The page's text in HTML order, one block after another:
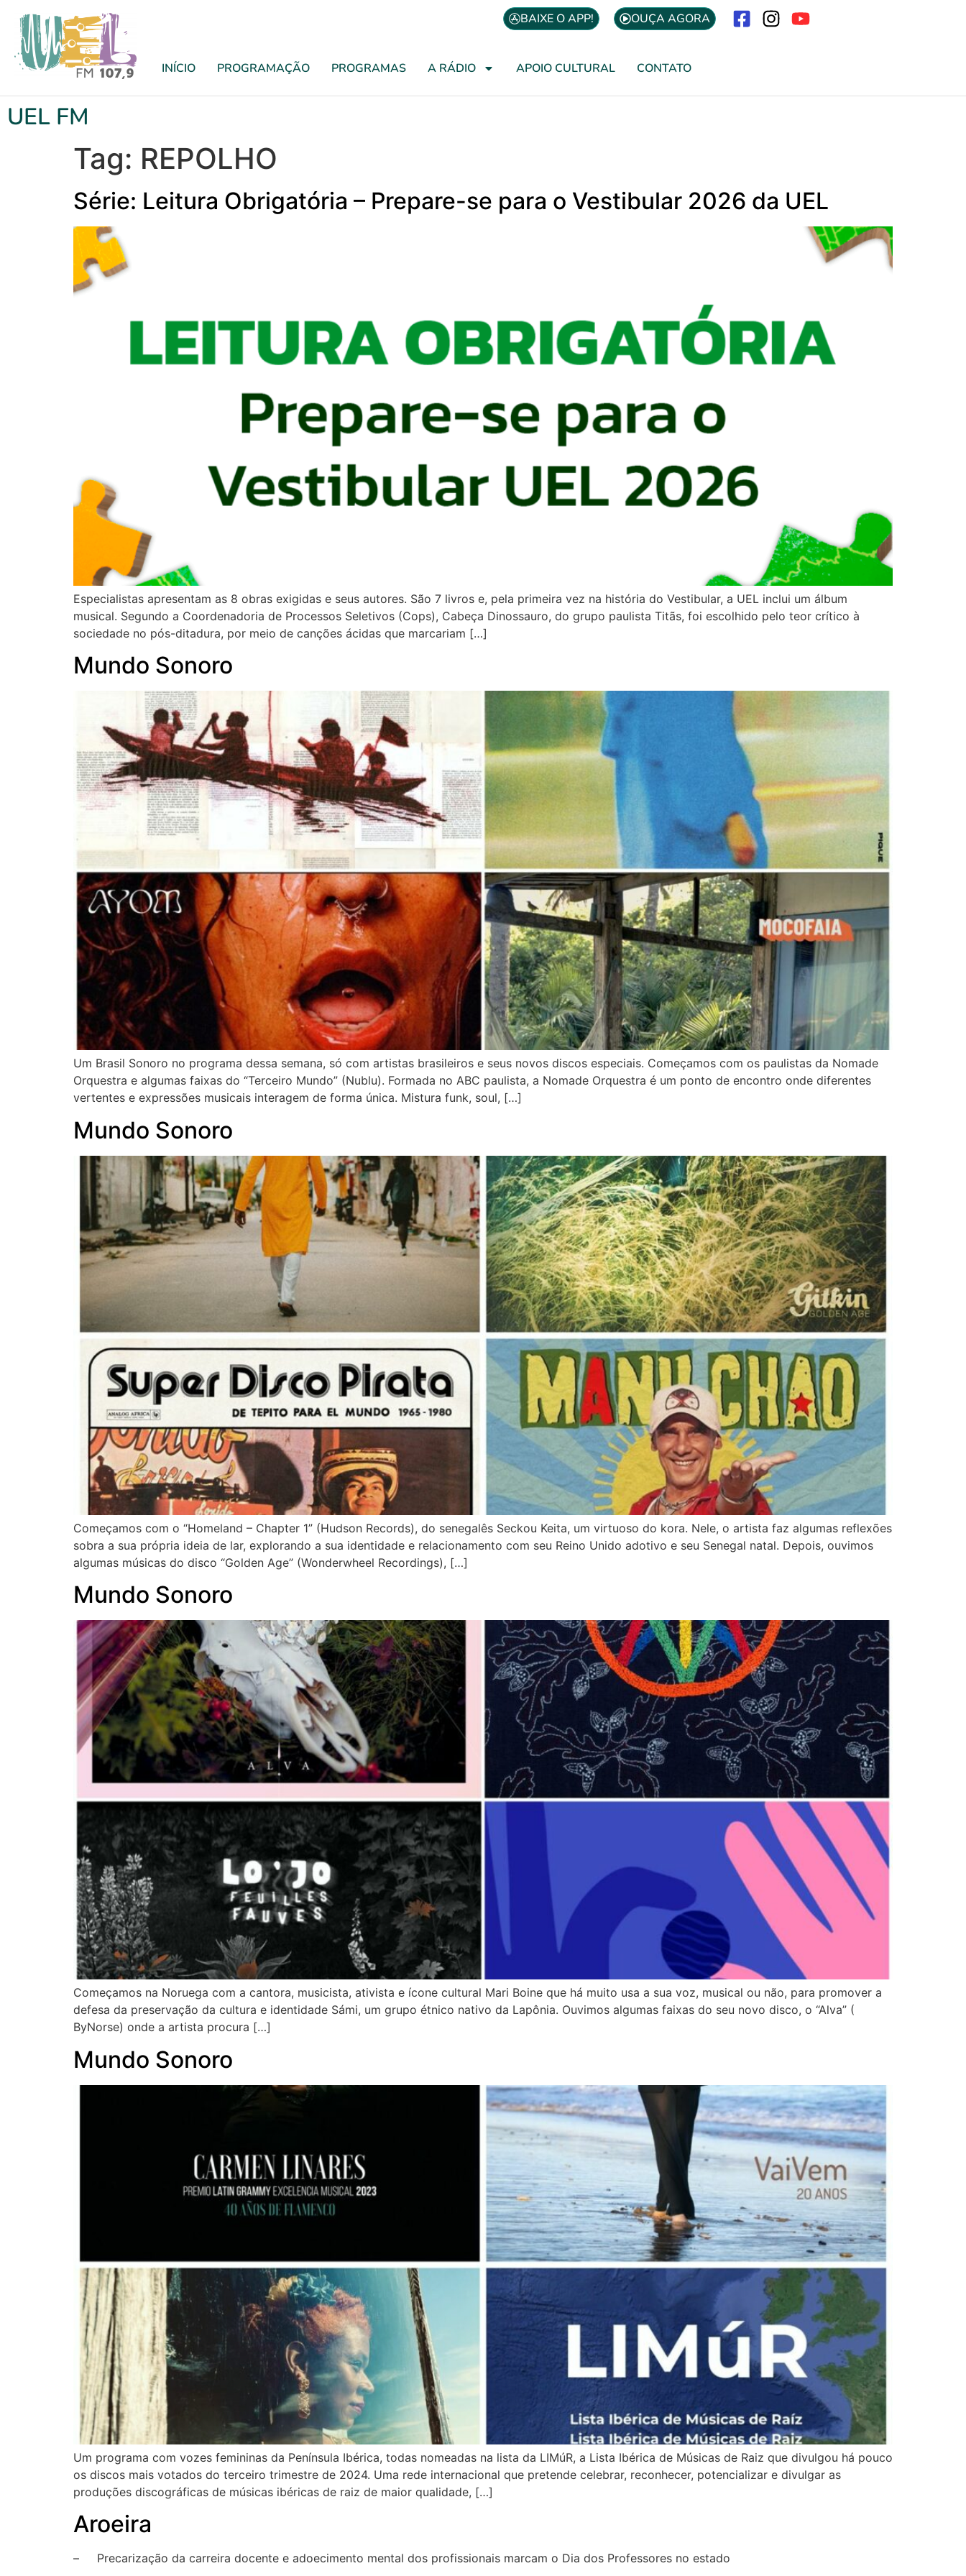
BAIXE O APP! OUÇA AGORA
INÍCIO PROGRAMAÇÃO PROGRAMAS A RÁDIO APOIO CULTURAL CONTATO
UEL FM
Tag: REPOLHO
Série: Leitura Obrigatória – Prepare-se para o Vestibular 2026 da UEL
Especialistas apresentam as 8 obras exigidas e seus autores. São 7 livros e, pela primeira vez na história do Vestibular, a UEL inclui um álbum
musical. Segundo a Coordenadoria de Processos Seletivos (Cops), Cabeça Dinossauro, do grupo paulista Titãs, foi escolhido pelo teor crítico à
sociedade no pós-ditadura, por meio de canções ácidas que marcariam […]
Mundo Sonoro
Um Brasil Sonoro no programa dessa semana, só com artistas brasileiros e seus novos discos especiais. Começamos com os paulistas da Nomade
Orquestra e algumas faixas do “Terceiro Mundo” (Nublu). Formada no ABC paulista, a Nomade Orquestra é um ponto de encontro onde diferentes
vertentes e expressões musicais interagem de forma única. Mistura funk, soul, […]
Mundo Sonoro
Começamos com o “Homeland – Chapter 1” (Hudson Records), do senegalês Seckou Keita, um virtuoso do kora. Nele, o artista faz algumas reflexões
sobra a sua própria ideia de lar, explorando a sua identidade e relacionamento com seu Reino Unido adotivo e seu Senegal natal. Depois, ouvimos
algumas músicas do disco “Golden Age” (Wonderwheel Recordings), […]
Mundo Sonoro
Começamos na Noruega com a cantora, musicista, ativista e ícone cultural Mari Boine que há muito usa a sua voz, musical ou não, para promover a
defesa da preservação da cultura e identidade Sámi, um grupo étnico nativo da Lapônia. Ouvimos algumas faixas do seu novo disco, o “Alva” (
ByNorse) onde a artista procura […]
Mundo Sonoro
Um programa com vozes femininas da Península Ibérica, todas nomeadas na lista da LIMúR, a Lista Ibérica de Músicas de Raiz que divulgou há pouco
os discos mais votados do terceiro trimestre de 2024. Uma rede internacional que pretende celebrar, reconhecer, potencializar e divulgar as
produções discográficas de músicas ibéricas de raiz de maior qualidade, […]
Aroeira
– Precarização da carreira docente e adoecimento mental dos profissionais marcam o Dia dos Professores no estado